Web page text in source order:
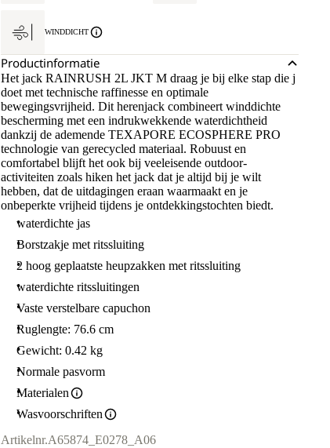
WINDDICHT
Productinformatie
Het jack RAINRUSH 2L JKT M draag je bij elke stap die j
doet met technische raffinesse en optimale
bewegingsvrijheid. Dit herenjack combineert winddichte
bescherming met een indrukwekkende waterdichtheid
dankzij de ademende TEXAPORE ECOSPHERE PRO
technologie van gerecycled materiaal. Robuust en
comfortabel blijft het ook bij veeleisende outdoor-
activiteiten zoals hiken het jack dat je altijd bij je wilt
hebben, dat de uitdagingen eraan waarmaakt en je
onbeperkte vrijheid tijdens je ontdekkingstochten biedt.
waterdichte jas
Borstzakje met ritssluiting
2 hoog geplaatste heupzakken met ritssluiting
waterdichte ritssluitingen
Vaste verstelbare capuchon
Ruglengte: 76.6 cm
Gewicht: 0.42 kg
Normale pasvorm
Materialen
Wasvoorschriften
Artikelnr.A65874_E0278_A06